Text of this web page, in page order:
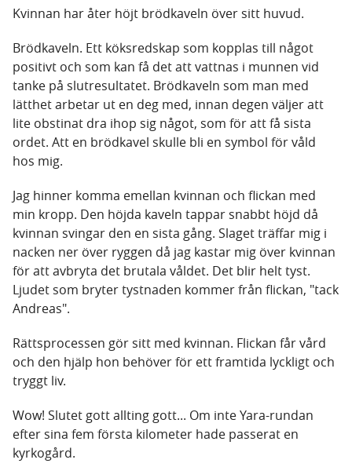
Kvinnan har åter höjt brödkaveln över sitt huvud.
Brödkaveln. Ett köksredskap som kopplas till något
positivt och som kan få det att vattnas i munnen vid
tanke på slutresultatet. Brödkaveln som man med
lätthet arbetar ut en deg med, innan degen väljer att
lite obstinat dra ihop sig något, som för att få sista
ordet. Att en brödkavel skulle bli en symbol för våld
hos mig.
Jag hinner komma emellan kvinnan och flickan med
min kropp. Den höjda kaveln tappar snabbt höjd då
kvinnan svingar den en sista gång. Slaget träffar mig i
nacken ner över ryggen då jag kastar mig över kvinnan
för att avbryta det brutala våldet. Det blir helt tyst.
Ljudet som bryter tystnaden kommer från flickan, "tack
Andreas".
Rättsprocessen gör sitt med kvinnan. Flickan får vård
och den hjälp hon behöver för ett framtida lyckligt och
tryggt liv.
Wow! Slutet gott allting gott... Om inte Yara-rundan
efter sina fem första kilometer hade passerat en
kyrkogård.